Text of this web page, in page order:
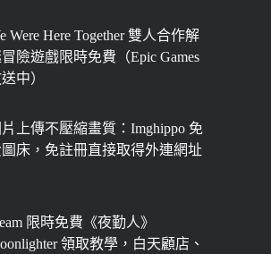
Were Here Together 雙人合作解
險遊戲限時免費（Epic Games
中）
片上傳不壓縮畫質：Imghippo 免
圖床，免註冊直接取得外連網址
限時免費《夜勤人》
領取教學，白天顧店、